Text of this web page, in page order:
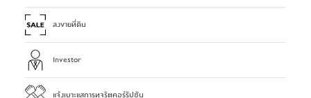
ลงขายที่ดิน
Investor
แจ้งเบาะแสการทุจริตคอร์รัปชัน